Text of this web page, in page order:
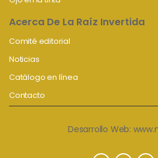
Acerca De La Raíz Invertida
Comité editorial
Noticias
Catálogo en línea
Contacto
Desarrollo Web: